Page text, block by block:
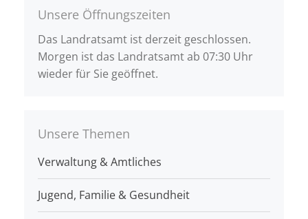
Unsere Öffnungszeiten
Das Landratsamt ist derzeit geschlossen.
Morgen ist das Landratsamt ab 07:30 Uhr
wieder für Sie geöffnet.
Unsere Themen
Verwaltung & Amtliches
Jugend, Familie & Gesundheit